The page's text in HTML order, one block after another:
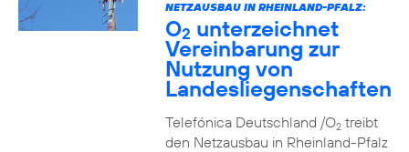
NETZAUSBAU IN RHEINLAND-PFALZ:
O2 unterzeichnet
Vereinbarung zur
Nutzung von
Landesliegenschaften
Telefónica Deutschland /O2treibt
den Netzausbau in Rheinland-Pfalz